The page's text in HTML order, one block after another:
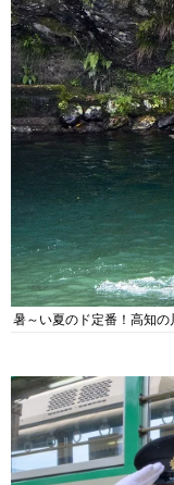
暑～い夏のド定番！高知